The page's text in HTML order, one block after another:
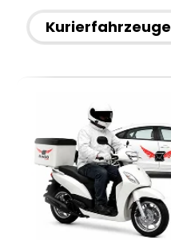
Kurierfahrzeuge